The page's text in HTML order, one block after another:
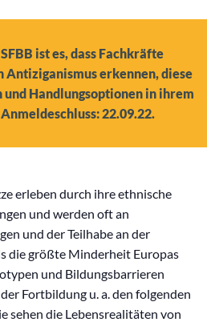
ist es, dass Fachkräfte
Antiziganismus erkennen, diese
Handlungsoptionen in ihrem
22.09.22.
erleben durch ihre ethnische
und werden oft an
und der Teilhabe an der
die größte Minderheit Europas
und Bildungsbarrieren
Fortbildung u. a. den folgenden
sehen die Lebensrealitäten von